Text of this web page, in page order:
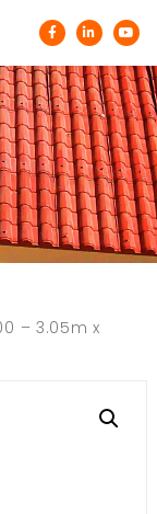
– 3.05m x